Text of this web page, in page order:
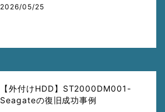
2026/05/25
【外付けHDD】ST2000DM001-
Seagateの復旧成功事例